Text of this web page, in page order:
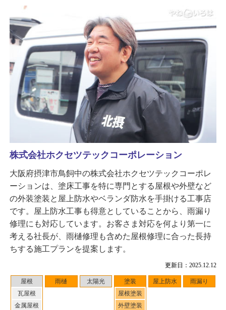
更新日：2025.12.12
屋根
瓦屋根
金属屋根
雨樋 太陽光
塗装
屋根塗装
外壁塗装
屋上防水 雨漏り
株式会社ホクセツテックコーポレーション
大阪府摂津市鳥飼中の株式会社ホクセツテックコーポレ
ーションは、塗床工事を特に専門とする屋根や外壁など
の外装塗装と屋上防水やベランダ防水を手掛ける工事店
です。屋上防水工事も得意としていることから、雨漏り
修理にも対応しています。お客さま対応を何より第一に
考える社長が、雨樋修理も含めた屋根修理に合った長持
ちする施工プランを提案します。